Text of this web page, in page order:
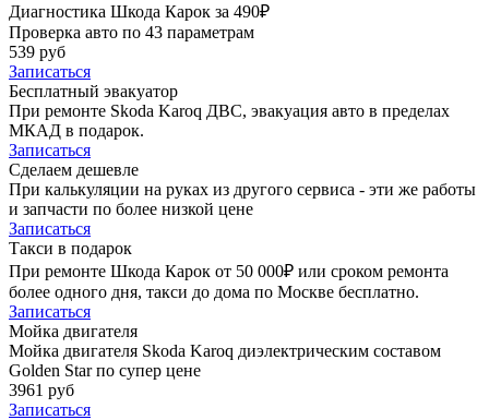
Диагностика Шкода Карок за 490₽
Проверка авто по 43 параметрам
539 руб
Записаться
Бесплатный эвакуатор
При ремонте Skoda Karoq ДВС, эвакуация авто в пределах
МКАД в подарок.
Записаться
Сделаем дешевле
При калькуляции на руках из другого сервиса - эти же работы
и запчасти по более низкой цене
Записаться
Такси в подарок
При ремонте Шкода Карок от 50 000₽ или сроком ремонта
более одного дня, такси до дома по Москве бесплатно.
Записаться
Мойка двигателя
Мойка двигателя Skoda Karoq диэлектрическим составом
Golden Star по супер цене
3961 руб
Записаться